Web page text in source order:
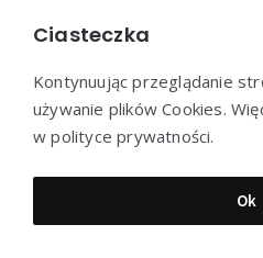
Dołącz do naszej
Dziękujemy za wizytę - Nasz-
Ciasteczka
Kontynuując przeglądanie
używanie plików Cookies.
w polityce prywatności.
Ok